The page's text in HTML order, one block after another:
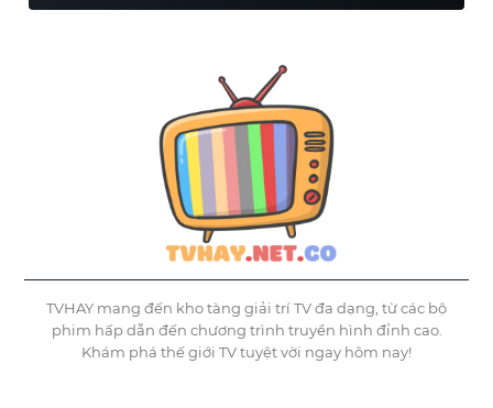
TVHAY mang đến kho tàng giải trí TV đa dạng, từ các bộ
phim hấp dẫn đến chương trình truyền hình đỉnh cao.
Khám phá thế giới TV tuyệt vời ngay hôm nay!